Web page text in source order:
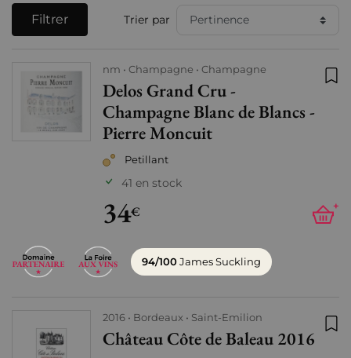
Filtrer Trier par
nm Champagne Champagne
Delos Grand Cru -
Champagne Blanc de Blancs -
Pierre Moncuit
Petillant
41 en stock
34€ +
94/100James Suckling
2016 Bordeaux Saint-Emilion
Château Côte de Baleau 2016